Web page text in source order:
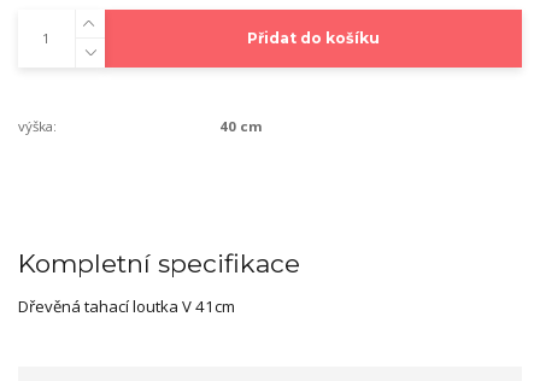
Přidat do košíku
výška: 40 cm
Kompletní specifikace
Dřevěná tahací loutka V 41cm